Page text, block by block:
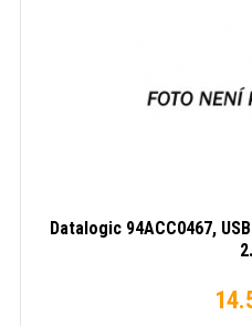
Datalogic 94ACC0467,